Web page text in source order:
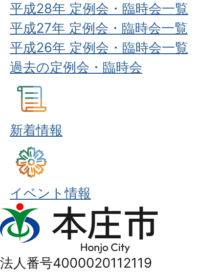
平成28年 定例会・臨時会一覧
平成27年 定例会・臨時会一覧
平成26年 定例会・臨時会一覧
過去の定例会・臨時会
新着情報
イベント情報
本
庄
法人番号4000020112119